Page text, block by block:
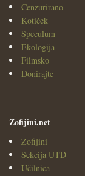
Cenzurirano
Kotiček
Speculum
Ekologija
Filmsko
Donirajte
Zofijini.net
Zofijini
Sekcija UTD
Učilnica